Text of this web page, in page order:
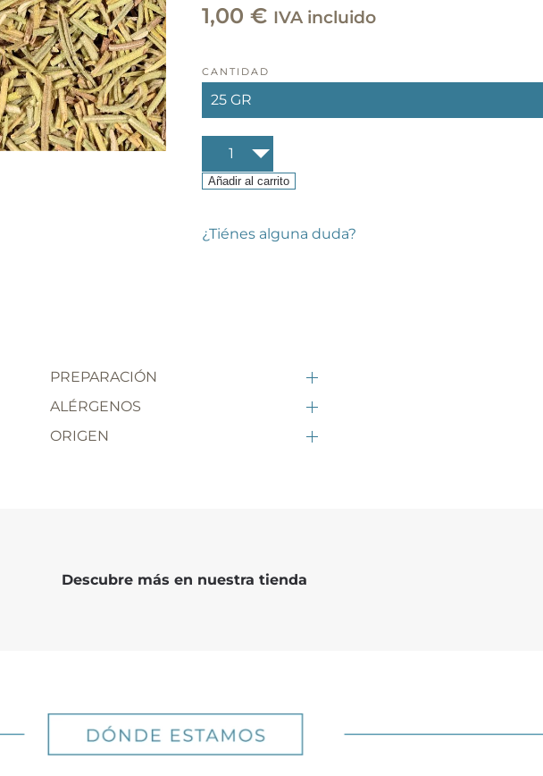
1,00 € IVA incluido
CANTIDAD
Romero
hoja
cantidad
Añadir al carrito
¿Tiénes alguna duda?
PREPARACIÓN
ALÉRGENOS
ORIGEN
Descubre más en nuestra tienda